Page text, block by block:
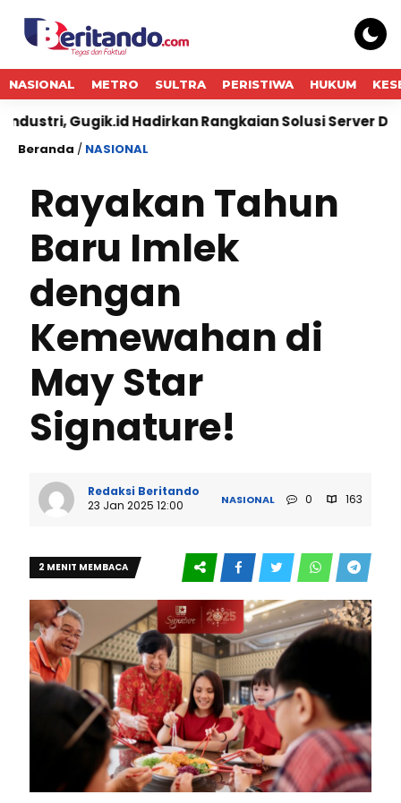
NASIONAL METRO SULTRA PERISTIWA HUKUM
Hadirkan Rangkaian Solusi Server Dell Enterprise
Beranda / NASIONAL
Rayakan Tahun
Baru Imlek
dengan
Kemewahan di
May Star
Signature!
Redaksi Beritando
23 Jan 2025 12:00
NASIONAL 0 163
2 MENIT MEMBACA